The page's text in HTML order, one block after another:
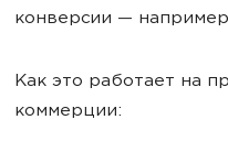
конверсии —
Как это работает на
коммерции: